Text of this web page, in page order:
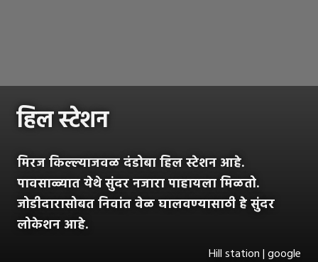
हिल स्टेशन
मिरज किल्ल्याजवळ दंडोबा हिल स्टेशन आहे.
पावसाळ्यात येथे सुंदर नजारा पाहायला मिळतो.
जोडीदारासोबत निवांत वेळ घालवण्यासाठी हे सुंदर
लोकेशन आहे.
Hill station | google